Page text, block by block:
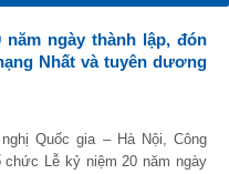
năm ngày thành lập, đón
Nhất và tuyên dương
Quốc gia – Hà Nội, Công
chức Lễ kỷ niệm 20 năm ngày